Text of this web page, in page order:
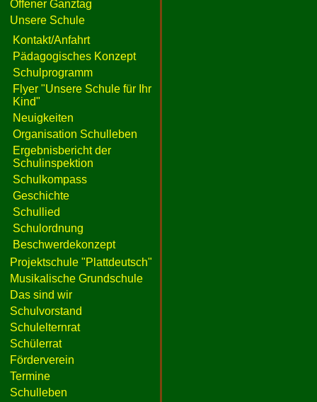
Offener Ganztag
Unsere Schule
Kontakt/Anfahrt
Pädagogisches Konzept
Schulprogramm
Flyer "Unsere Schule für Ihr
Kind"
Neuigkeiten
Organisation Schulleben
Ergebnisbericht der
Schulinspektion
Schulkompass
Geschichte
Schullied
Schulordnung
Beschwerdekonzept
Projektschule "Plattdeutsch"
Musikalische Grundschule
Das sind wir
Schulvorstand
Schulelternrat
Schülerrat
Förderverein
Termine
Schulleben